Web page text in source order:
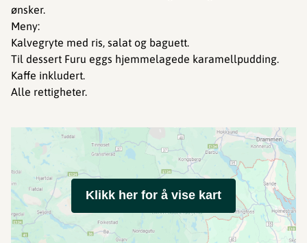
ønsker.
Meny:
Kalvegryte med ris, salat og baguett.
Til dessert Furu eggs hjemmelagede karamellpudding.
Kaffe inkludert.
Alle rettigheter.
Klikk her for å vise kart